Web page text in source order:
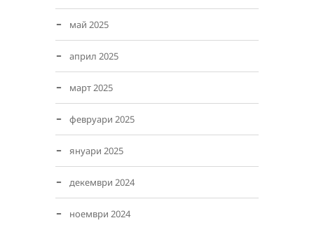
май 2025
април 2025
март 2025
февруари 2025
януари 2025
декември 2024
ноември 2024